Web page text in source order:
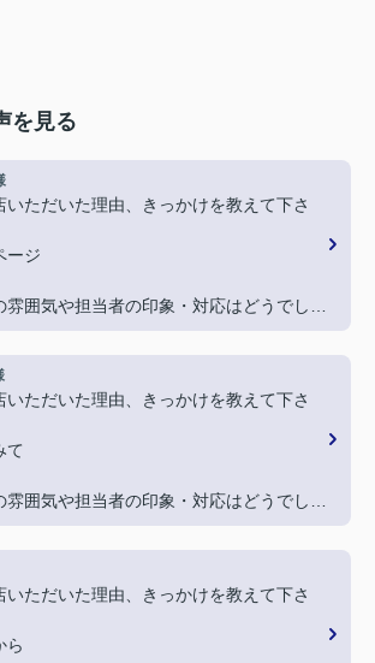
を見る
ただいた理由、きっかけを教えて下さ
ージ
囲気や担当者の印象・対応はどうでした
迅速にご対応頂き大変助かりました。
または当店に一言お願い致します！
しする機会があればよろしくお願いしま
ただいた理由、きっかけを教えて下さ
て
囲気や担当者の印象・対応はどうでした
応いただき良かったです！
または当店に一言お願い致します！
色々とご対応いただきありがとうございま
ただいた理由、きっかけを教えて下さ
ら